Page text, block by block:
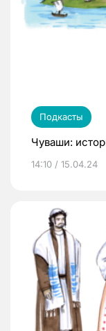
Подкасты
Чуваши:
14:10 / 15.04.24